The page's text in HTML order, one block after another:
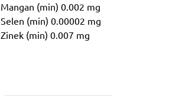
Mangan (min) 0.002 mg
Selen (min) 0.00002 mg
Zinek (min) 0.007 mg